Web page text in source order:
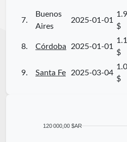
7.
Buenos
Aires
2025-01-01
$
8. Córdoba 2025-01-01
$
9. Santa Fe 2025-03-04
$
120 000,00 $AR